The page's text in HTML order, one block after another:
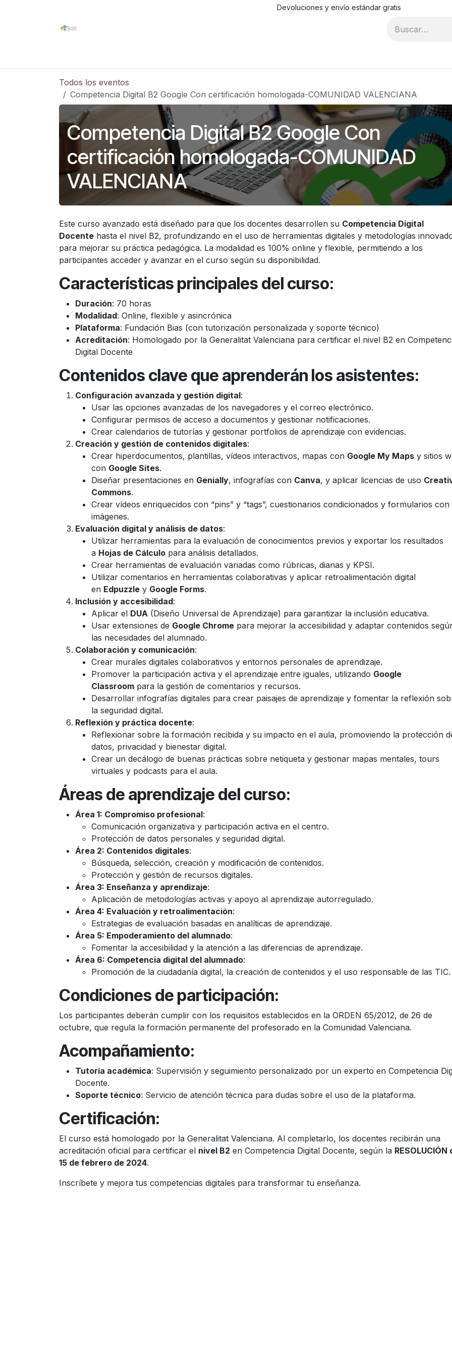
Devoluciones y envío estándar gratis
Todos los eventos
Competencia Digital B2 Google Con certificación homologada-COMUNIDAD VALENCIANA
Competencia Digital B2 Google Con
certificación homologada-COMUNIDAD
VALENCIANA
Este curso avanzado está diseñado para que los docentes desarrollen su Competencia Digital
Docente hasta el nivel B2, profundizando en el uso de herramientas digitales y metodologías
para mejorar su práctica pedagógica. La modalidad es 100% online y flexible, permitiendo a los
participantes acceder y avanzar en el curso según su disponibilidad.
Características principales del curso:
Duración: 70 horas
Modalidad: Online, flexible y asincrónica
Plataforma: Fundación Bias (con tutorización personalizada y soporte técnico)
Acreditación: Homologado por la Generalitat Valenciana para certificar el nivel B2 en
Digital Docente
Contenidos clave que aprenderán los asistentes:
Configuración avanzada y gestión digital:
Usar las opciones avanzadas de los navegadores y el correo electrónico.
Configurar permisos de acceso a documentos y gestionar notificaciones.
Crear calendarios de tutorías y gestionar portfolios de aprendizaje con evidencias.
Creación y gestión de contenidos digitales:
Crear hiperdocumentos, plantillas, vídeos interactivos, mapas con Google My Maps y sitios
con Google Sites.
Diseñar presentaciones en Genially, infografías con Canva, y aplicar licencias de uso
Commons.
Crear vídeos enriquecidos con “pins” y “tags”, cuestionarios condicionados y formularios con
imágenes.
Evaluación digital y análisis de datos:
Utilizar herramientas para la evaluación de conocimientos previos y exportar los resultados
a Hojas de Cálculo para análisis detallados.
Crear herramientas de evaluación variadas como rúbricas, dianas y KPSI.
Utilizar comentarios en herramientas colaborativas y aplicar retroalimentación digital
en Edpuzzle y Google Forms.
Inclusión y accesibilidad:
Aplicar el DUA (Diseño Universal de Aprendizaje) para garantizar la inclusión educativa.
Usar extensiones de Google Chrome para mejorar la accesibilidad y adaptar contenidos
las necesidades del alumnado.
Colaboración y comunicación:
Crear murales digitales colaborativos y entornos personales de aprendizaje.
Promover la participación activa y el aprendizaje entre iguales, utilizando Google
Classroom para la gestión de comentarios y recursos.
Desarrollar infografías digitales para crear paisajes de aprendizaje y fomentar la reflexión
la seguridad digital.
Reflexión y práctica docente:
Reflexionar sobre la formación recibida y su impacto en el aula, promoviendo la protección
datos, privacidad y bienestar digital.
Crear un decálogo de buenas prácticas sobre netiqueta y gestionar mapas mentales, tours
virtuales y podcasts para el aula.
Áreas de aprendizaje del curso:
Área 1: Compromiso profesional:
Comunicación organizativa y participación activa en el centro.
Protección de datos personales y seguridad digital.
Área 2: Contenidos digitales:
Búsqueda, selección, creación y modificación de contenidos.
Protección y gestión de recursos digitales.
Área 3: Enseñanza y aprendizaje:
Aplicación de metodologías activas y apoyo al aprendizaje autorregulado.
Área 4: Evaluación y retroalimentación:
Estrategias de evaluación basadas en analíticas de aprendizaje.
Área 5: Empoderamiento del alumnado:
Fomentar la accesibilidad y la atención a las diferencias de aprendizaje.
Área 6: Competencia digital del alumnado:
Promoción de la ciudadanía digital, la creación de contenidos y el uso responsable de las TIC.
Condiciones de participación:
Los participantes deberán cumplir con los requisitos establecidos en la ORDEN 65/2012, de 26 de
octubre, que regula la formación permanente del profesorado en la Comunidad Valenciana.
Acompañamiento:
Tutoría académica: Supervisión y seguimiento personalizado por un experto en Competencia
Docente.
Soporte técnico: Servicio de atención técnica para dudas sobre el uso de la plataforma.
Certificación:
El curso está homologado por la Generalitat Valenciana. Al completarlo, los docentes recibirán una
acreditación oficial para certificar el nivel B2 en Competencia Digital Docente, según la RESOLUCIÓN
15 de febrero de 2024.
Inscríbete y mejora tus competencias digitales para transformar tu enseñanza.